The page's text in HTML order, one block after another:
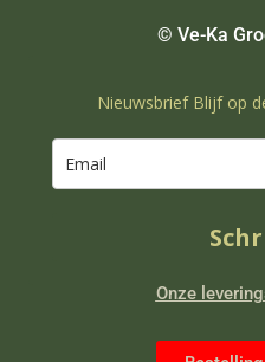
© Ve-Ka
Nieuwsbrief Blijf op
Onze